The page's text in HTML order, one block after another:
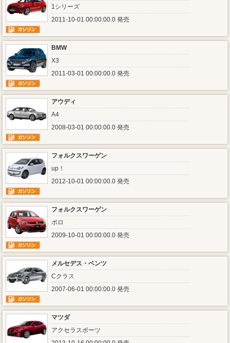
1シリーズ
2011-10-01 00:00:00.0 発売
BMW
X3
2011-03-01 00:00:00.0 発売
アウディ
A4
2008-03-01 00:00:00.0 発売
フォルクスワーゲン
up！
2012-10-01 00:00:00.0 発売
フォルクスワーゲン
ポロ
2009-10-01 00:00:00.0 発売
メルセデス・ベンツ
Cクラス
2007-06-01 00:00:00.0 発売
マツダ
アクセラスポーツ